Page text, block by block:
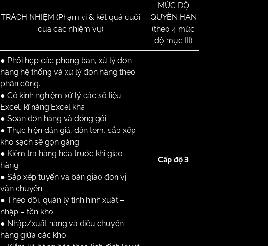
TRÁCH NHIỆM (Phạm vi & kết quả cuối
của các nhiệm vụ)
MỨC ĐỘ
QUYỀN HẠN
(theo 4 mức
độ mục III)
● Phối hợp các phòng ban, xử lý đơn
hàng hệ thống và xử lý đơn hàng theo
phân công.
● Có kinh nghiệm xử lý các số liệu
Excel, kĩ năng Excel khá
● Soạn đơn hàng và đóng gói.
● Thực hiện dán giá, dán tem, sắp xếp
kho sạch sẽ gọn gàng.
● Kiểm tra hàng hóa trước khi giao
hàng.
● Sắp xếp tuyến và bàn giao đơn vị
vận chuyển
● Theo dõi, quản lý tình hình xuất –
nhập – tồn kho.
● Nhập/xuất hàng và điều chuyển
hàng giữa các kho
Cấp độ 3